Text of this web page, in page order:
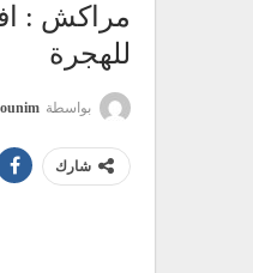
مراكش :
للهجرة
بواسطة
شارك